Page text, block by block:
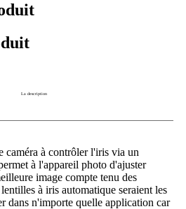
La description
caméra à contrôler l'iris via un
à l'appareil photo d'ajuster
image compte tenu des
à iris automatique seraient les
dans n'importe quelle application car